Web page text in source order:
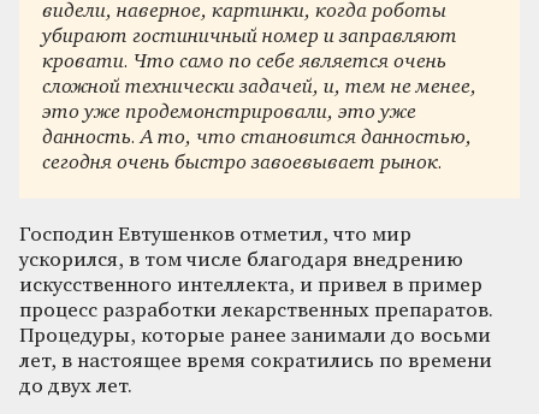
видели, наверное, картинки, когда роботы
убирают гостиничный номер и заправляют
кровати. Что само по себе является очень
сложной технически задачей, и, тем не менее,
это уже продемонстрировали, это уже
данность. А то, что становится данностью,
сегодня очень быстро завоевывает рынок.
Господин Евтушенков отметил, что мир
ускорился, в том числе благодаря внедрению
искусственного интеллекта, и привел в пример
процесс разработки лекарственных препаратов.
Процедуры, которые ранее занимали до восьми
лет, в настоящее время сократились по времени
до двух лет.